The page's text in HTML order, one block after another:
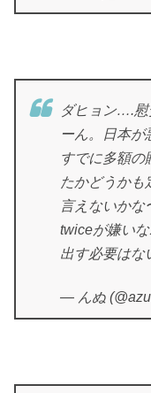
ダヒョン….慰
ーん。日本が
すでに多額の
たかどうかも
言えないかな
twiceが嫌い
出す必要はな
— んぬ